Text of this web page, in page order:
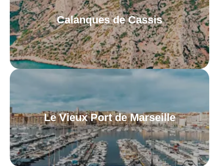
Calanques de Cassis
Le Vieux Port de Marseille